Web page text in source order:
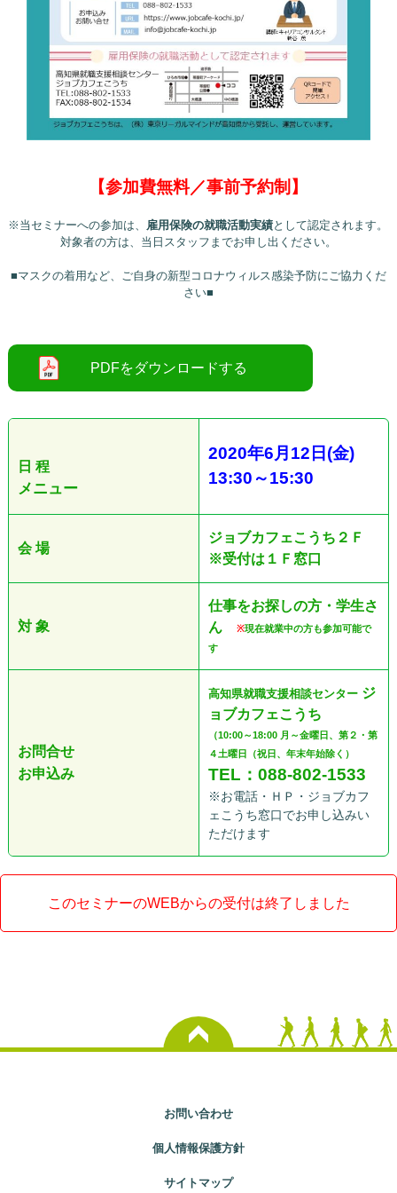
【参加費無料／事前予約制】
※当セミナーへの参加は、 雇用保険の就職活動実績として認定されます。
対象者の方は、当日スタッフまでお申し出ください。
■マスクの着用など、ご自身の新型コロナウィルス感染予防にご協力くだ
さい■
日 程
メニュー
2020年6月12日 (金)
13:30 ～15:30
会 場
ジョブカフェこうち２Ｆ
※受付は１Ｆ窓口
対 象
仕事をお探しの方・学生さ
ん
※現在就業中の方も参加可能で
す
お問合せ
お申込み
高知県就職支援相談センター ジ
ョブカフェこうち
（10:00～18:00 月～金曜日、第２・第
４土曜日（祝日、年末年始除く）
TEL：088-802-1533
※お電話・ＨＰ・ジョブカフ
ェこうち窓口でお申し込みい
ただけます
このセミナーのWEBからの受付は終了しました
お問い合わせ
個人情報保護方針
サイトマップ